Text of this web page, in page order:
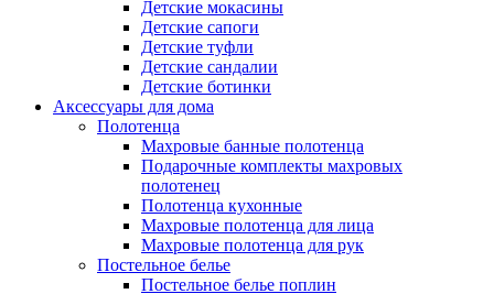
Детские мокасины
Детские сапоги
Детские туфли
Детские сандалии
Детские ботинки
Аксессуары для дома
Полотенца
Махровые банные полотенца
Подарочные комплекты махровых
полотенец
Полотенца кухонные
Махровые полотенца для лица
Махровые полотенца для рук
Постельное белье
Постельное белье поплин